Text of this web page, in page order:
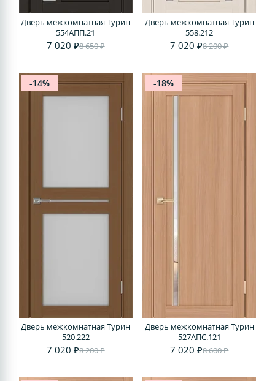
Дверь межкомнатная Турин
554АПП.21
7 020 ₽8 650 ₽
Дверь межкомнатная Турин
558.212
7 020 ₽8 200 ₽
-14%
Дверь межкомнатная Турин
520.222
7 020 ₽8 200 ₽
-18%
Дверь межкомнатная Турин
527АПС.121
7 020 ₽8 600 ₽